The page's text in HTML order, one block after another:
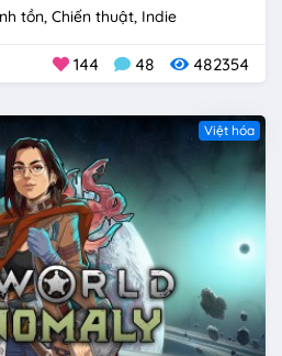
tồn Chiến thuật Indie
144 48 482354
Việt hóa